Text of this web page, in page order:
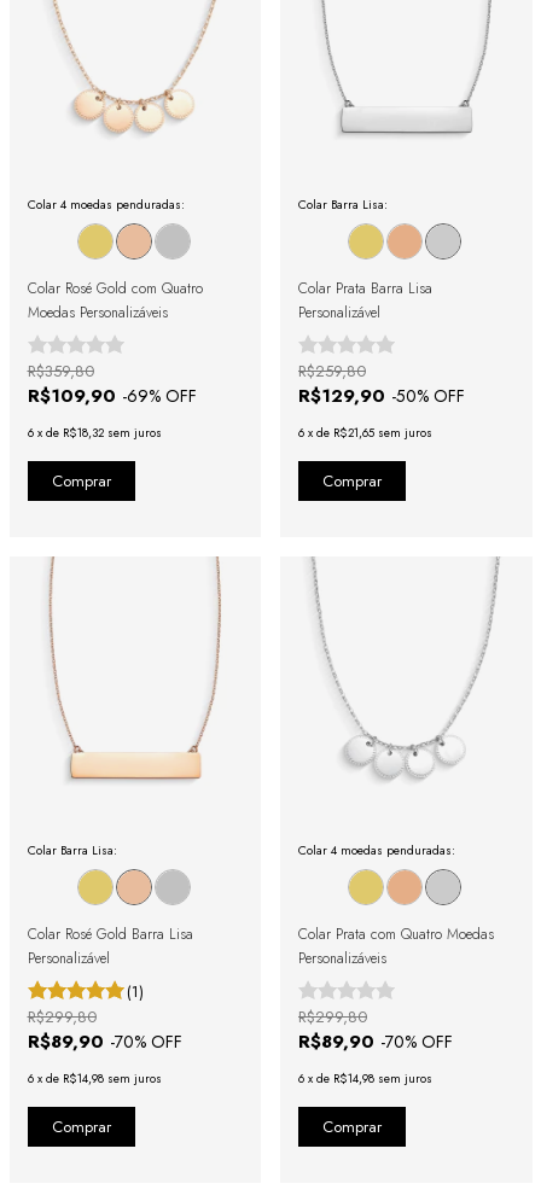
Colar 4 moedas penduradas:
Colar Rosé Gold com Quatro
Moedas Personalizáveis
R$109,90 -69% OFF
R$359,80
6 x de R$18,32 sem juros
Colar Barra Lisa:
Colar Prata Barra Lisa
Personalizável
R$129,90 -50% OFF
R$259,80
6 x de R$21,65 sem juros
Colar Barra Lisa:
Colar Rosé Gold Barra Lisa
Personalizável
(1)
R$89,90 -70% OFF
R$299,80
6 x de R$14,98 sem juros
Colar 4 moedas penduradas:
Colar Prata com Quatro Moedas
Personalizáveis
R$89,90 -70% OFF
R$299,80
6 x de R$14,98 sem juros